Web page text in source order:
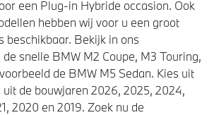
een Plug-in Hybride occasion. Ook
hebben wij voor u een groot
beschikbaar. Bekijk in ons
snelle BMW M2 Coupe, M3 Touring,
de BMW M5 Sedan. Kies uit
uit de bouwjaren 2026, 2025, 2024,
2020 en 2019. Zoek nu de